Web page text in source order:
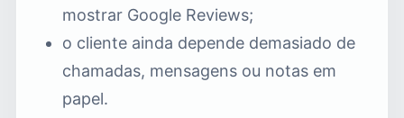
mostrar Google Reviews;
o cliente ainda depende demasiado de
chamadas, mensagens ou notas em
papel.